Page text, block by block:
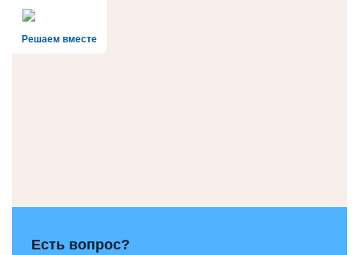
Решаем вместе
Есть вопрос?